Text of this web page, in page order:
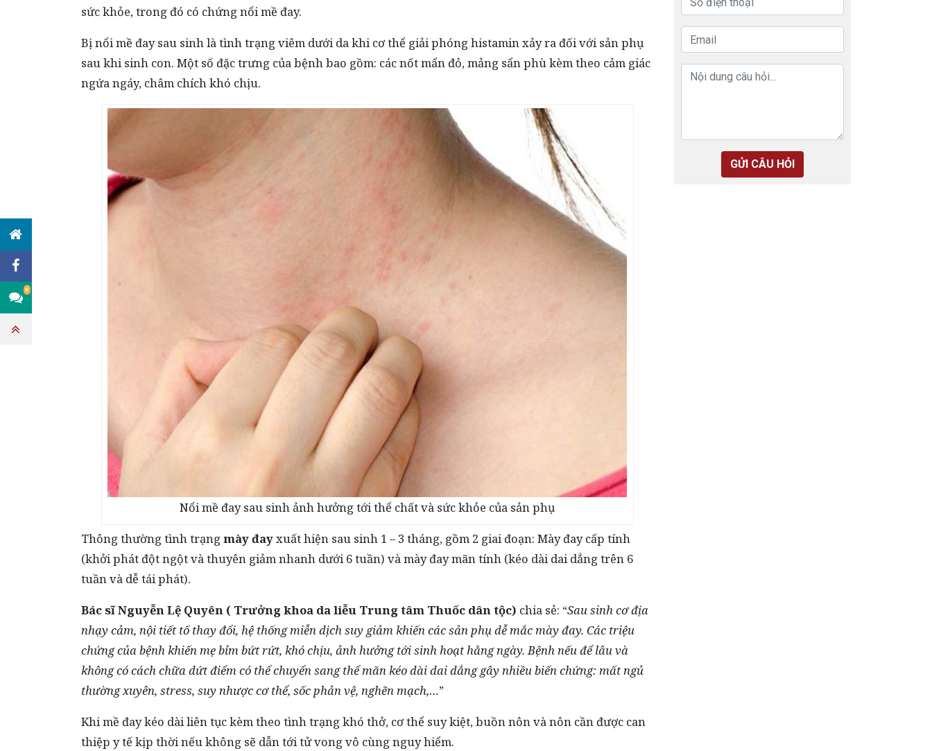
sức khỏe, trong đó có chứng nổi mề đay.
Bị nổi mề đay sau sinh là tình trạng viêm dưới da khi cơ thể giải phóng histamin xảy ra đối với sản phụ
sau khi sinh con. Một số đặc trưng của bệnh bao gồm: các nốt mẩn đỏ, mảng sẩn phù kèm theo cảm giác
ngứa ngáy, châm chích khó chịu.
Nổi mề đay sau sinh ảnh hưởng tới thể chất và sức khỏe của sản phụ
Thông thường tình trạngmày đayxuất hiện sau sinh 1 – 3 tháng, gồm 2 giai đoạn: Mày đay cấp tính
(khởi phát đột ngột và thuyên giảm nhanh dưới 6 tuần) và mày đay mãn tính (kéo dài dai dẳng trên 6
tuần và dễ tái phát).
Bác sĩ Nguyễn Lệ Quyên ( Trưởng khoa da liễu Trung tâm Thuốc dân tộc) chia sẻ: “Sau sinh cơ địa
nhạy cảm, nội tiết tố thay đổi, hệ thống miễn dịch suy giảm khiến các sản phụ dễ mắc mày đay. Các triệu
chứng của bệnh khiến mẹ bỉm bứt rứt, khó chịu, ảnh hưởng tới sinh hoạt hằng ngày. Bệnh nếu để lâu và
không có cách chữa dứt điểm có thể chuyển sang thể mãn kéo dài dai dẳng gây nhiều biến chứng: mất ngủ
thường xuyên, stress, suy nhược cơ thể, sốc phản vệ, nghẽn mạch,…”
Khi mề đay kéo dài liên tục kèm theo tình trạng khó thở, cơ thể suy kiệt, buồn nôn và nôn cần được can
thiệp y tế kịp thời nếu không sẽ dẫn tới tử vong vô cùng nguy hiểm.
GỬI CÂU HỎI
0